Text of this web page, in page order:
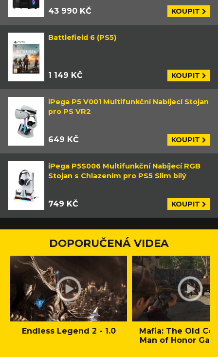
43 990 KČ KOUPIT
Battlefield 6 (PS5)
1 149 KČ KOUPIT
iPega P5 V001 Multifunkční Nabíjecí Stojan
pro PS VR2
649 KČ KOUPIT
iPega P5S006 Multifunkční Nabíjecí RGB
Stojan s Chlazením pro PS5 Slim bílý
749 KČ KOUPIT
DOPORUČENÁ VIDEA
Endless Legend 2 - 1.0
Mafia: The Old
Man of Honor